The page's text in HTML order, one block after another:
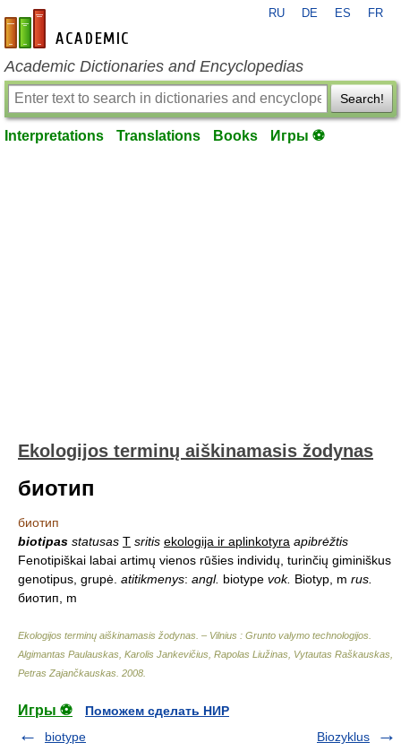
en-academic.com
RU DE ES FR
Academic Dictionaries and Encyclopedias
Search!
Interpretations Translations Books Игры ⚽
Ekologijos terminų aiškinamasis žodynas
биотип
биотип
biotipas statusas T sritis ekologija ir aplinkotyra apibrėžtis
Fenotipiškai labai artimų vienos rūšies individų, turinčių giminiškus
genotipus, grupė. atitikmenys: angl. biotype vok. Biotyp, m rus.
биотип, m
Ekologijos terminų aiškinamasis žodynas. – Vilnius : Grunto valymo technologijos
Algimantas Paulauskas, Karolis Jankevičius, Rapolas Liužinas, Vytautas Raškauskas,
Petras Zajančkauskas 2008
Игры ⚽
Поможем сделать НИР
biotype
Biozyklus